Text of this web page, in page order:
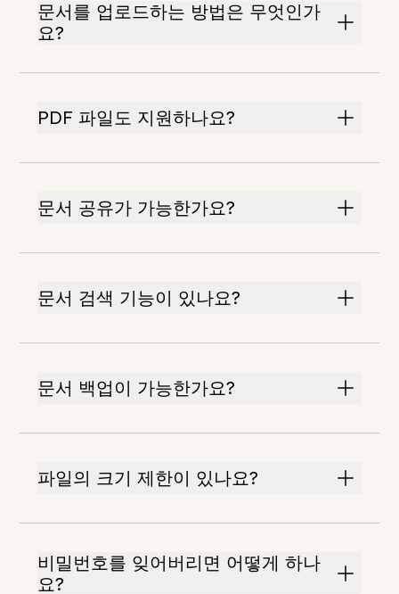
문서를 업로드하는 방법은 무엇인가
요?
PDF 파일도 지원하나요?
문서 공유가 가능한가요?
문서 검색 기능이 있나요?
문서 백업이 가능한가요?
파일의 크기 제한이 있나요?
비밀번호를 잊어버리면 어떻게 하나
요?